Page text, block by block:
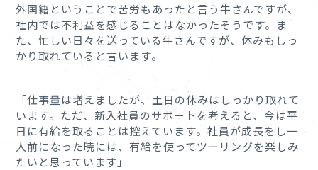
外国籍ということで苦労もあったと言う牛さんですが、
社内では不利益を感じることはなかったそうです。ま
た、忙しい日々を送っている牛さんですが、休みもしっ
かり取れていると言います。
「仕事量は増えましたが、土日の休みはしっかり取れて
います。ただ、新入社員のサポートを考えると、今は平
日に有給を取ることは控えています。社員が成長をし一
人前になった暁には、有給を使ってツーリングを楽しみ
たいと思っています」